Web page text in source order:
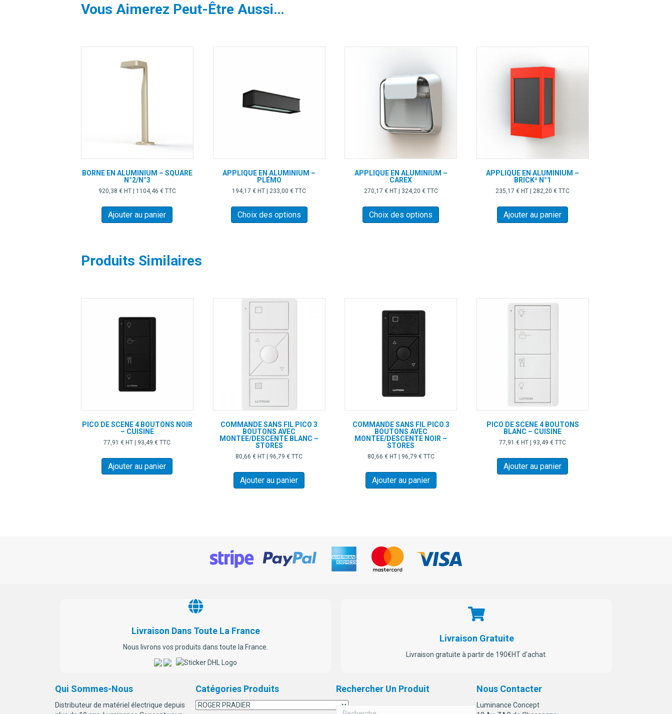
Vous Aimerez Peut-Être Aussi…
BORNE EN ALUMINIUM – SQUARE
N°2/N°3
920,38 €HT | 1104,46 €TTC
Ajouter au panier
APPLIQUE EN ALUMINIUM –
PLÉMO
194,17€ HT | 233,00€ TTC
Choix des options
a
APPLIQUE EN ALUMINIUM –
CAREX
270,17 €HT | 324,20 €TTC
Choix des options
a
APPLIQUE EN ALUMINIUM –
BRICK² N°1
235,17€ HT | 282,20€ TTC
Ajouter au panier
Produits Similaires
PICO DE SCENE 4 BOUTONS NOIR
– CUISINE
77,91€ HT | 93,49€ TTC
Ajouter au panier
COMMANDE SANS FIL PICO 3
BOUTONS AVEC
MONTEE/DESCENTE BLANC –
STORES
80,66€ HT | 96,79€ TTC
Ajouter au panier
COMMANDE SANS FIL PICO 3
BOUTONS AVEC
MONTEE/DESCENTE NOIR –
STORES
80,66 €HT | 96,79 €TTC
Ajouter au panier
PICO DE SCENE 4 BOUTONS
BLANC – CUISINE
77,91€ HT | 93,49€ TTC
Ajouter au panier
Livraison Dans Toute La France
Nous livrons vos produits dans toute la France.
Livraison Gratuite
Livraison gratuite à partir de 190€HT d'achat.
Qui Sommes-Nous
Distributeur de matériel électrique depuis
Catégories Produits Rechercher Un Produit Nous Contacter
Luminance Concept